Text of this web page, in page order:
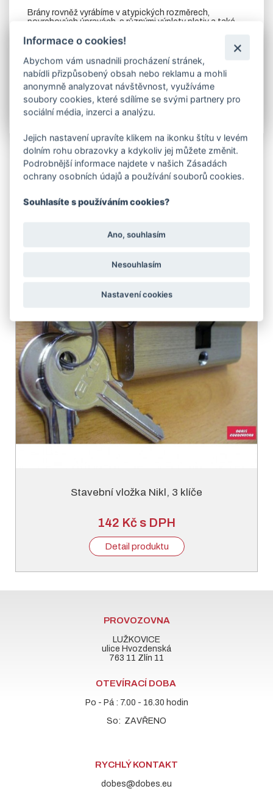
Brány rovněž vyrábíme v atypických rozměrech,
povrchových úpravách, s různými výplety pletiv a také
Upozorňujeme zákazníky, aby zboží zabalené ve
fólii a obalech nevystavovali dešti, může dojít k
poškození nátěrového systému!!
SOUVISEJÍCÍ PRODUKTY
Stavební vložka Nikl, 3 klíče
142 Kč s DPH
Detail produktu
PROVOZOVNA
LUŽKOVICE
ulice Hvozdenská
763 11 Zlín 11
OTEVÍRACÍ DOBA
Po - Pá : 7.00 - 16.30 hodin
So: ZAVŘENO
RYCHLÝ KONTAKT
dobes@dobes.eu
Informace o cookies!
Abychom vám usnadnili procházení stránek,
nabídli přizpůsobený obsah nebo reklamu a mohli
anonymně analyzovat návštěvnost, využíváme
soubory cookies, které sdílíme se svými partnery pro
sociální média, inzerci a analýzu.
Jejich nastavení upravíte klikem na ikonku štítu v levém
dolním rohu obrazovky a kdykoliv jej můžete změnit.
Podrobnější informace najdete v našich Zásadách
ochrany osobních údajů a používání souborů cookies.
Souhlasíte s používáním cookies?
Ano, souhlasím
Nesouhlasím
Nastavení cookies